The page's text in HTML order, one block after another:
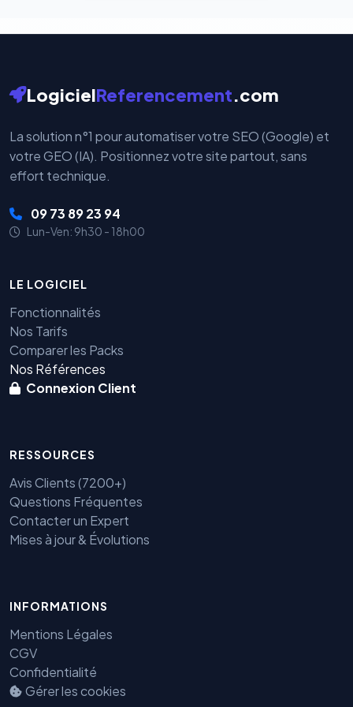
LogicielReferencement.com
La solution n°1 pour automatiser votre SEO (Google) et
votre GEO (IA). Positionnez votre site partout, sans
effort technique.
09 73 89 23 94
Lun-Ven: 9h30 - 18h00
LE LOGICIEL
Fonctionnalités
Nos Tarifs
Comparer les Packs
Nos Références
Connexion Client
RESSOURCES
Avis Clients (7200+)
Questions Fréquentes
Contacter un Expert
Mises à jour & Évolutions
INFORMATIONS
Mentions Légales
CGV
Confidentialité
Gérer les cookies